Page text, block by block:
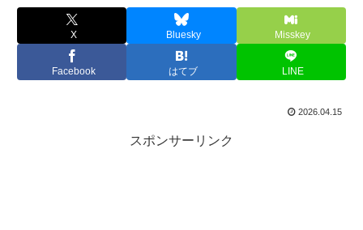
X Bluesky Misskey
Facebook はてブ LINE
2026.04.15
スポンサーリンク